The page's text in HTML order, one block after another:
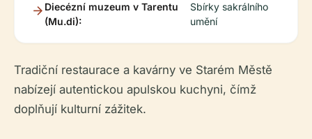
Diecézní muzeum v Tarentu
(Mu.di):
Sbírky sakrálního
umění
Tradiční restaurace a kavárny ve Starém Městě
nabízejí autentickou apulskou kuchyni, čímž
doplňují kulturní zážitek.